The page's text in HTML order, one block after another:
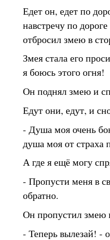
Едет он, едет по
навстречу по
отбросил змею в
Змея стала его
я боюсь этого огня!
Он поднял змею и
Едут они, едут, и
- Душа моя очень
душа моя от страха
А где я ещё могу
- Пропусти меня в
обратно.
Он пропустил змею
- Теперь вылезай! -